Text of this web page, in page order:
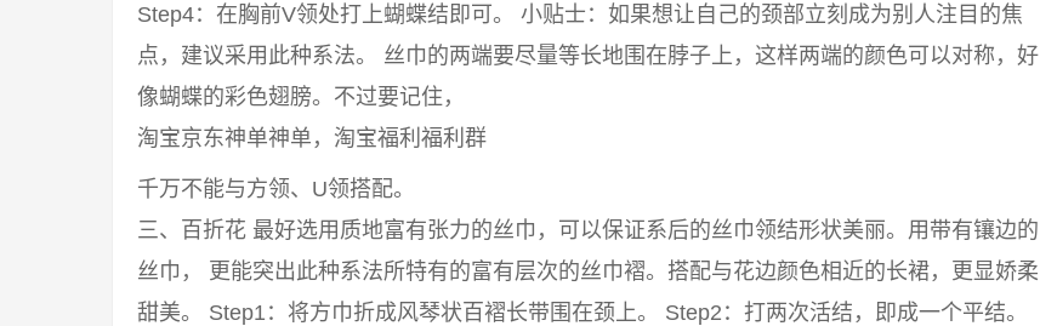
Step4：在胸前V领处打上蝴蝶结即可。 小贴士：如果想让自己的颈部立刻成为别人注目的焦
点，建议采用此种系法。 丝巾的两端要尽量等长地围在脖子上，这样两端的颜色可以对称，好
像蝴蝶的彩色翅膀。不过要记住，
淘宝京东神单神单，淘宝福利福利群
千万不能与方领、U领搭配。
三、百折花 最好选用质地富有张力的丝巾，可以保证系后的丝巾领结形状美丽。用带有镶边的
丝巾， 更能突出此种系法所特有的富有层次的丝巾褶。搭配与花边颜色相近的长裙，更显娇柔
甜美。 Step1：将方巾折成风琴状百褶长带围在颈上。 Step2：打两次活结，即成一个平结。